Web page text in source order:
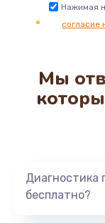
Нажимая
согласие
Мы
Диагностика
бесплатно?